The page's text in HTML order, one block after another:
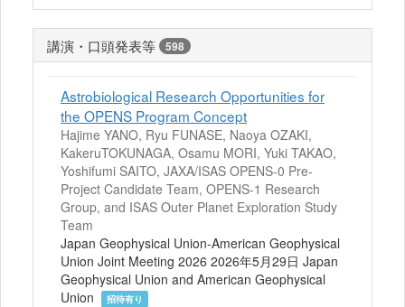
講演・口頭発表等 598
Astrobiological Research Opportunities for
the OPENS Program Concept
Hajime YANO, Ryu FUNASE, Naoya OZAKI,
KakeruTOKUNAGA, Osamu MORI, Yuki TAKAO,
Yoshifumi SAITO, JAXA/ISAS OPENS-0 Pre-
Project Candidate Team, OPENS-1 Research
Group, and ISAS Outer Planet Exploration Study
Team
Japan Geophysical Union-American Geophysical
Union Joint Meeting 2026 2026年5月29日 Japan
Geophysical Union and American Geophysical
Union
招待有り